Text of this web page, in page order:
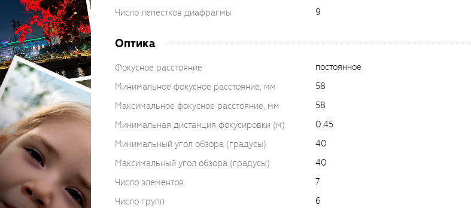
Число лепестков диафрагмы
9
Оптика
Фокусное расстояние
постоянное
Минимальное фокусное расстояние, мм
58
Максимальное фокусное расстояние, мм
58
Минимальная дистанция фокусировки (м)
0.45
Минимальный угол обзора (градусы)
40
Максимальный угол обзора (градусы)
40
Число элементов
7
Число групп
6